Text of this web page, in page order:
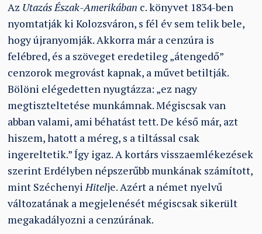
Az Utazás Észak-Amerikában c. könyvet 1834-ben
nyomtatják ki Kolozsváron, s fél év sem telik bele,
hogy újranyomják. Akkorra már a cenzúra is
felébred, és a szöveget eredetileg „átengedő”
cenzorok megrovást kapnak, a művet betiltják.
Bölöni elégedetten nyugtázza: „ez nagy
megtiszteltetése munkámnak. Mégiscsak van
abban valami, ami béhatást tett. De késő már, azt
hiszem, hatott a méreg, s a tiltással csak
ingereltetik.” Így igaz. A kortárs visszaemlékezések
szerint Erdélyben népszerűbb munkának számított,
mint SzéchenyiHitelje. Azért a német nyelvű
változatának a megjelenését mégiscsak sikerült
megakadályozni a cenzúrának.